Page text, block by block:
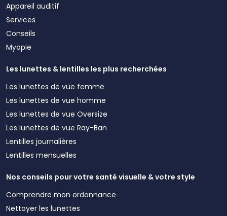
Appareil auditif
Services
Conseils
Myopie
Les lunettes & lentilles les plus recherchées
Les lunettes de vue femme
Les lunettes de vue homme
Les lunettes de vue Oversize
Les lunettes de vue Ray-Ban
Lentilles journalières
Lentilles mensuelles
Nos conseils pour votre santé visuelle & votre style
Comprendre mon ordonnance
Nettoyer les lunettes